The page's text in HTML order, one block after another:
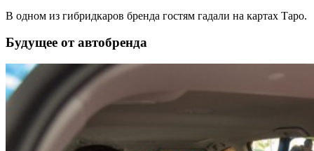
В одном из гибридкаров бренда гостям гадали на картах Таро.
Будущее от автобренда